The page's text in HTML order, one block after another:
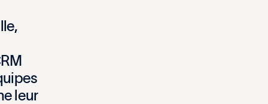
le,
RM
uipes
e eur